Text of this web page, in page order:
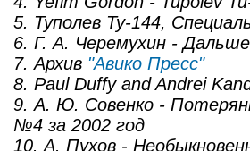
5. Туполев Ту-144,
6. Г. А. Черемухин -
7. Архив "Авико Пресс"
8. Paul Duffy and Andrei
9. А. Ю. Совенко -
№4 за 2002 год
10. А. Пухов -